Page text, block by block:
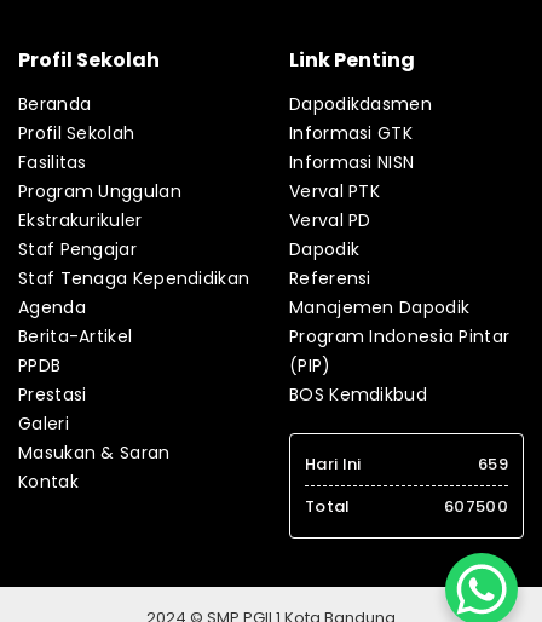
Profil Sekolah
Beranda
Profil Sekolah
Fasilitas
Program Unggulan
Ekstrakurikuler
Staf Pengajar
Staf Tenaga Kependidikan
Agenda
Berita-Artikel
PPDB
Prestasi
Galeri
Masukan & Saran
Kontak
Link Penting
Dapodikdasmen
Informasi GTK
Informasi NISN
Verval PTK
Verval PD
Dapodik
Referensi
Manajemen Dapodik
Program Indonesia Pintar
(PIP)
BOS Kemdikbud
Hari Ini
659
Total
607500